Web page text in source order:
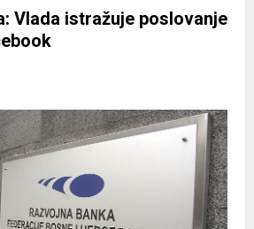
Vlada istražuje poslovanje